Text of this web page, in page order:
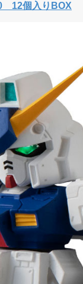
12個入りBOX